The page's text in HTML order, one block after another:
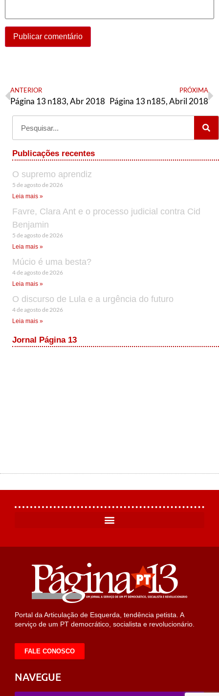
ANTERIOR
Página 13 n183, Abr 2018
PRÓXIMA
Página 13 n185, Abril 2018
Publicações recentes
O supremo aprendiz
5 de agosto de 2026
Leia mais »
Favre, Clara Ant e o processo judicial contra Cid
Benjamin
5 de agosto de 2026
Leia mais »
Múcio é uma besta?
4 de agosto de 2026
Leia mais »
O discurso de Lula e a urgência do futuro
4 de agosto de 2026
Leia mais »
Jornal Página 13
Portal da Articulação de Esquerda, tendência petista. A
serviço de um PT democrático, socialista e revolucionário.
FALE CONOSCO
NAVEGUE